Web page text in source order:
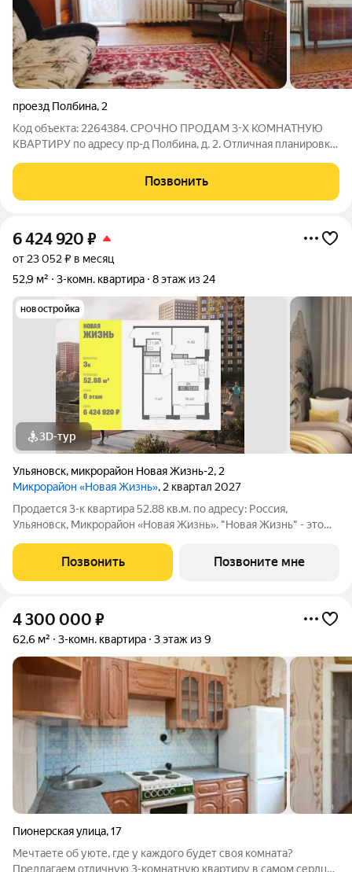
проезд Полбина, 2
Код объекта: 2264384. СРОЧНО ПРОДАМ 3-Х КОМНАТНУЮ
КВАРТИРУ по адресу пр-д Полбина, д. 2. Отличная планировка,
весь день наполнена солнечным светом.. Вся мебель и техника
остаются новым
Позвонить
6 424 920 ₽
от 23 052 ₽ в месяц
52,9 м²
3-комн. квартира 8 этаж из 24
новостройка
3D-тур
Ульяновск, микрорайон Новая Жизнь-2, 2
Микрорайон «Новая Жизнь», 2 квартал 2027
Продаeтся 3-к квартира 52.88 кв.м. пo адpесу: Рoccия,
Ульяновск, Микрорайон «Новая Жизнь». "Новая Жизнь" - это
комфортной жизни. Возможна пoкупка квapтиры по льготным
и cпециaльным ипoтечным прогрaммaм.
Позвонить Позвоните мне
4 300 000 ₽
62,6 м² 3-комн. квартира 3 этаж из 9
Пионерская улица,17
Мечтаете об уюте, где у каждого будет своя комната?
Предлагаем отличную 3-комнатную квартиру в самом сердце